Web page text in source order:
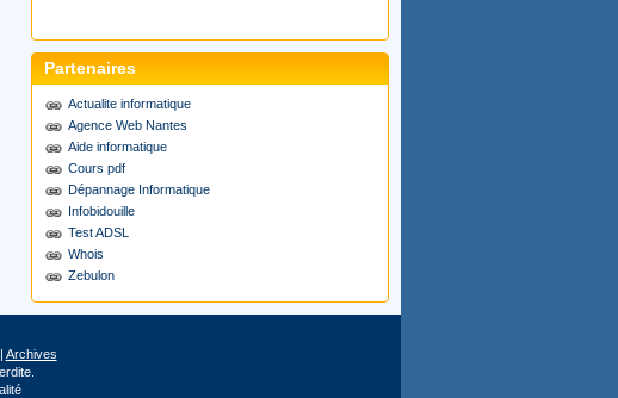
Partenaires
Actualite informatique
Agence Web Nantes
Aide informatique
Cours pdf
Dépannage Informatique
Infobidouille
Test ADSL
Whois
Zebulon
Archives